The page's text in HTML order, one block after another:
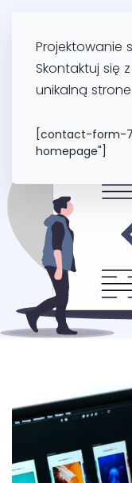
Projektowanie
Skontaktuj się
unikalną
[contact-form-
homepage"]